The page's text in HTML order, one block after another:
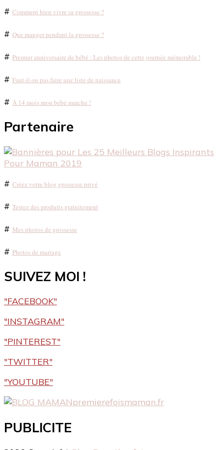
# Comment bien vivre sa grossesse ?
# Que manger pendant la grossesse ?
# Premier anniversaire de bébé : Les photos de cette journée mémorable !
# Faut-il ou pas faire une liste de naissance
# À 14 mois mon bébé marche !
Partenaire
# Créez votre blog grossesse privé
# Testez des produits gratuitement
# Mes photos de grossesse
# Photos de mariage
SUIVEZ MOI !
"FACEBOOK"
"INSTAGRAM"
"PINTEREST"
"TWITTER"
"YOUTUBE"
premierefoismaman.fr
PUBLICITE